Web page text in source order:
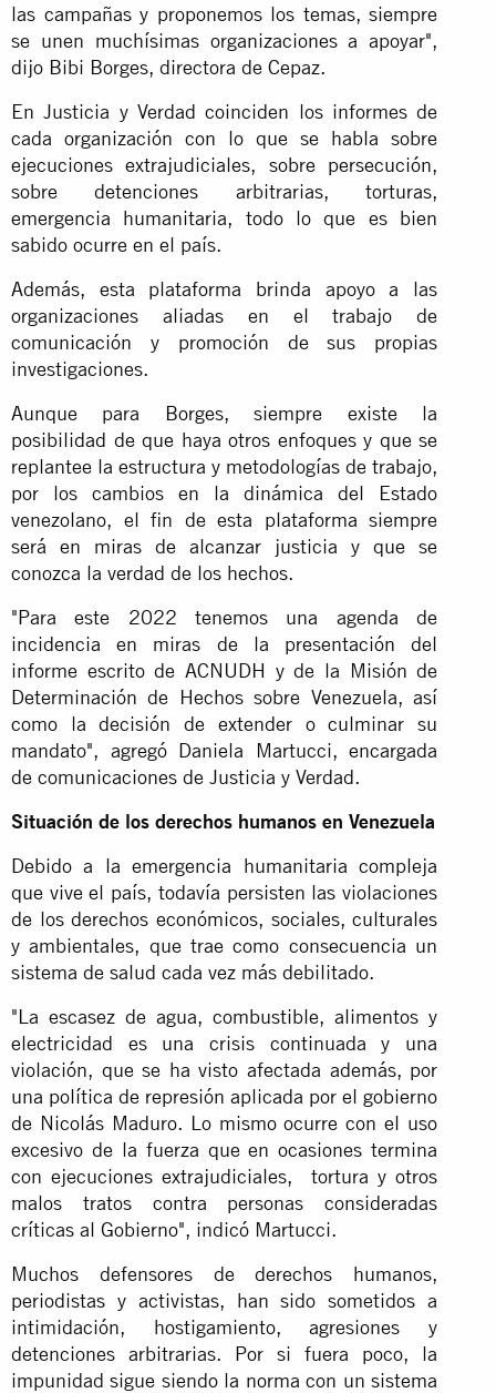
las campañas y proponemos los temas, siempre
se unen muchísimas organizaciones a apoyar",
dijo Bibi Borges, directora de Cepaz.
En Justicia y Verdad coinciden los informes de
cada organización con lo que se habla sobre
ejecuciones extrajudiciales, sobre persecución,
sobre detenciones arbitrarias, torturas,
emergencia humanitaria, todo lo que es bien
sabido ocurre en el país.
Además, esta plataforma brinda apoyo a las
organizaciones aliadas en el trabajo de
comunicación y promoción de sus propias
investigaciones.
Aunque para Borges, siempre existe la
posibilidad de que haya otros enfoques y que se
replantee la estructura y metodologías de trabajo,
por los cambios en la dinámica del Estado
venezolano, el fin de esta plataforma siempre
será en miras de alcanzar justicia y que se
conozca la verdad de los hechos.
"Para este 2022 tenemos una agenda de
incidencia en miras de la presentación del
informe escrito de ACNUDH y de la Misión de
Determinación de Hechos sobre Venezuela, así
como la decisión de extender o culminar su
mandato", agregó Daniela Martucci, encargada
de comunicaciones de Justicia y Verdad.
Situación de los derechos humanos en Venezuela
Debido a la emergencia humanitaria compleja
que vive el país, todavía persisten las violaciones
de los derechos económicos, sociales, culturales
y ambientales, que trae como consecuencia un
sistema de salud cada vez más debilitado.
"La escasez de agua, combustible, alimentos y
electricidad es una crisis continuada y una
violación, que se ha visto afectada además, por
una política de represión aplicada por el gobierno
de Nicolás Maduro. Lo mismo ocurre con el uso
excesivo de la fuerza que en ocasiones termina
con ejecuciones extrajudiciales, tortura y otros
malos tratos contra personas consideradas
críticas al Gobierno", indicó Martucci.
Muchos defensores de derechos humanos,
periodistas y activistas, han sido sometidos a
intimidación, hostigamiento, agresiones y
detenciones arbitrarias. Por si fuera poco, la
impunidad sigue siendo la norma con un sistema